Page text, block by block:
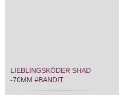
LIEBLINGSKÖDER SHAD
-70MM #BANDIT